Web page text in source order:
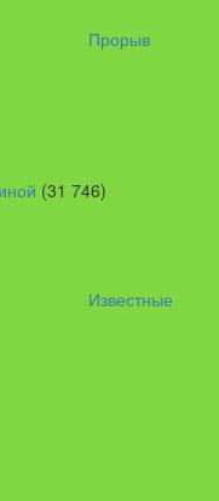
Прорыв
(31 746)
Известные